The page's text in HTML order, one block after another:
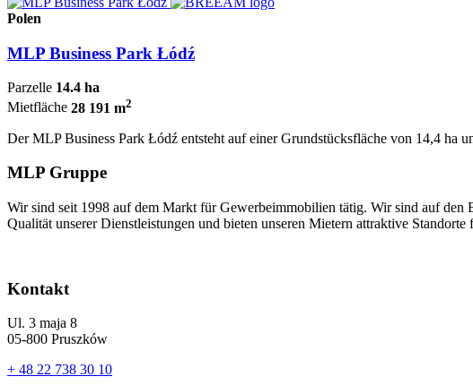
Polen
MLP Business Park Łódź
Parzelle 14.4 ha
Mietfläche 28 191 m2
Der MLP Business Park Łódź entsteht auf einer Grundstücksfläche von 14,4 ha
MLP Gruppe
Wir sind seit 1998 auf dem Markt für Gewerbeimmobilien tätig. Wir sind auf den
Qualität unserer Dienstleistungen und bieten unseren Mietern attraktive
Kontakt
Ul. 3 maja 8
05-800 Pruszków
+ 48 22 738 30 10